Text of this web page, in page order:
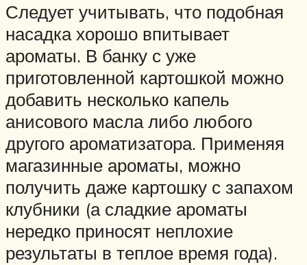
Следует учитывать, что подобная
насадка хорошо впитывает
ароматы. В банку с уже
приготовленной картошкой можно
добавить несколько капель
анисового масла либо любого
другого ароматизатора. Применяя
магазинные ароматы, можно
получить даже картошку с запахом
клубники (а сладкие ароматы
нередко приносят неплохие
результаты в теплое время года).